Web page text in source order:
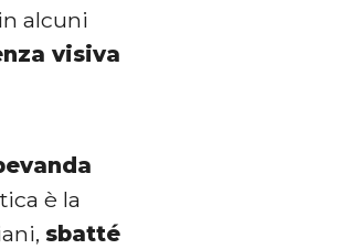
alcuni
visiva
è la
sbatté